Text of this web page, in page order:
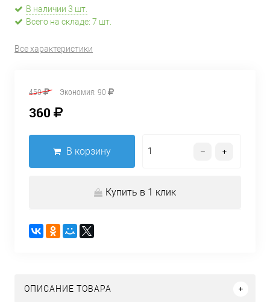
В наличии 3 шт.
Всего на складе: 7 шт.
Все характеристики
450 Экономия: 90
360
В корзину
Купить в 1 клик
ОПИСАНИЕ ТОВАРА